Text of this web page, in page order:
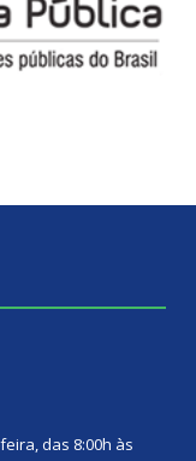
das 8:00h às